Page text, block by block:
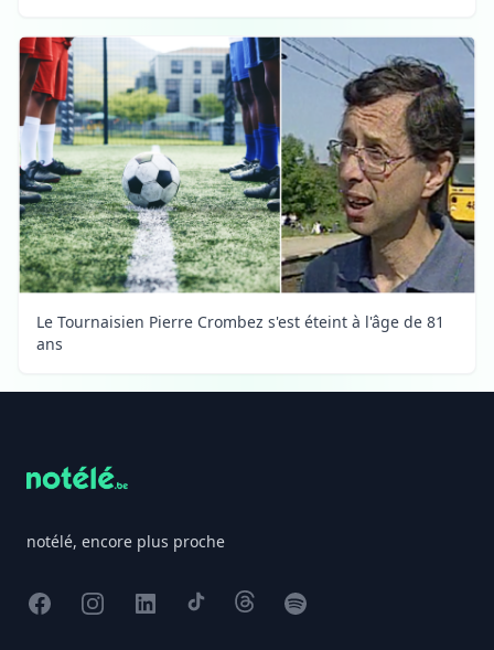
Le Tournaisien Pierre Crombez s'est éteint à l'âge de 81
ans
notélé, encore plus proche
FacebookInstagram
X TikTokThreadsSpotify